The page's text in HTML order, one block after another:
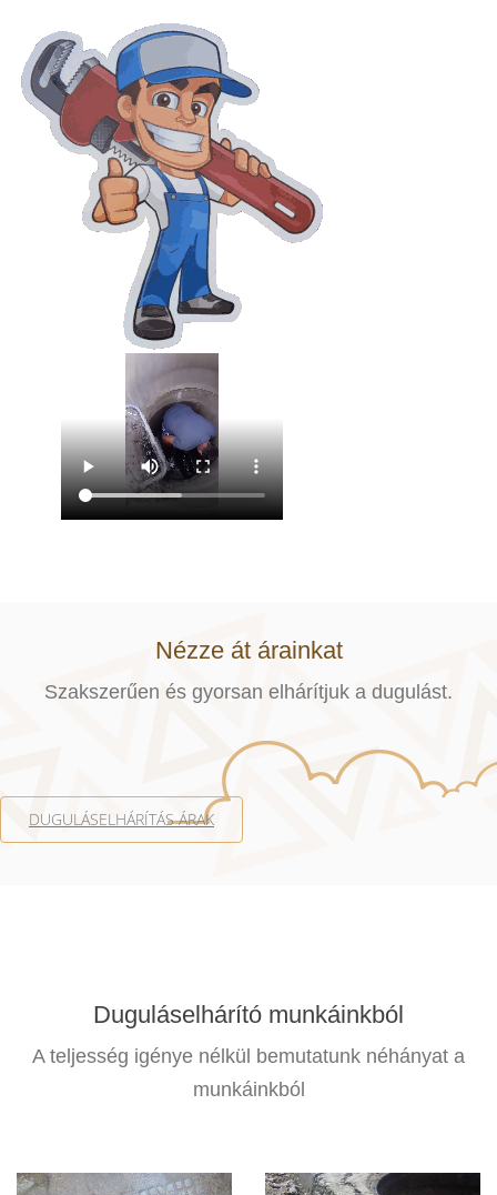
Nézze át árainkat
Szakszerűen és gyorsan elhárítjuk a dugulást.
DUGULÁSELHÁRÍTÁS ÁRAK
Duguláselhárító munkáinkból
A teljesség igénye nélkül bemutatunk néhányat a
munkáinkból